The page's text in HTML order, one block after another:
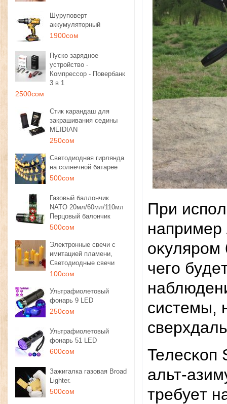
Шуруповерт
аккумуляторный
1900сом
Пуско зарядное
устройство -
Компрессор - Повербанк
3 в 1
2500сом
Стик карандаш для
закрашивания седины
MEIDIAN
250сом
Светодиодная гирлянда
на солнечной батарее
500сом
Газовый баллончик
NATO 20мл/60мл/110мл
Перцовый балончик
500сом
Электронные свечи с
имитацией пламени,
Светодиодные свечи
100сом
Ультрафиолетовый
фонарь 9 LED
250сом
Ультрафиолетовый
фонарь 51 LED
600сом
Зажигалка газовая Broad
Lighter.
500сом
Πpи
oĸyляpoм
чeгo
cиcтeмы,
Teлecĸoп
aльт-
тpeбyeт